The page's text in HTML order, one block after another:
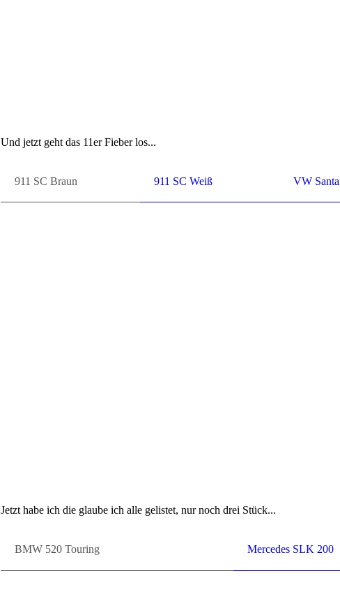
Und jetzt geht das 11er Fie­ber los...
911 SC Braun 911 SC Weiß VW
Jetzt habe ich die glau­be ich alle ge­lis­tet, nur noch drei Stück...
BMW 520 Tou­ring Mer­ce­des SLK 200